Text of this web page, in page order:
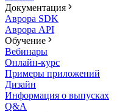
Документация
Аврора SDK
Аврора API
Обучение
Вебинары
Онлайн-курс
Примеры приложений
Дизайн
Информация о выпусках
Q&A